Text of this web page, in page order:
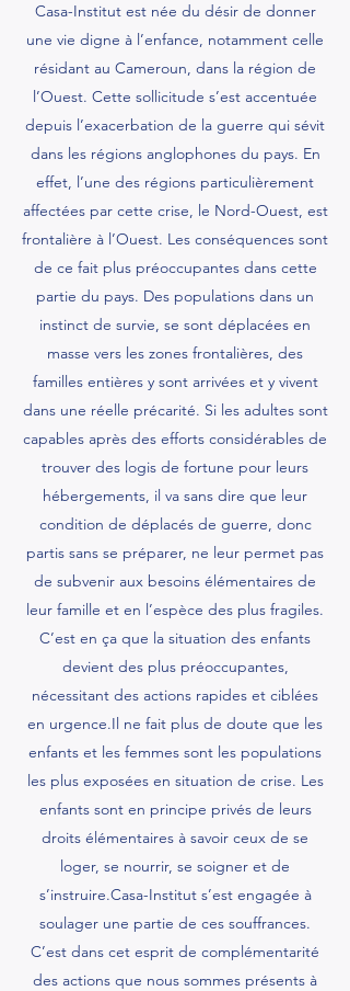
Casa-Institut est née du désir de donner
une vie digne à l’enfance, notamment celle
résidant au Cameroun, dans la région de
l’Ouest. Cette sollicitude s’est accentuée
depuis l’exacerbation de la guerre qui sévit
dans les régions anglophones du pays. En
effet, l’une des régions particulièrement
affectées par cette crise, le Nord-Ouest, est
frontalière à l’Ouest. Les conséquences sont
de ce fait plus préoccupantes dans cette
partie du pays. Des populations dans un
instinct de survie, se sont déplacées en
masse vers les zones frontalières, des
familles entières y sont arrivées et y vivent
dans une réelle précarité. Si les adultes sont
capables après des efforts considérables de
trouver des logis de fortune pour leurs
hébergements, il va sans dire que leur
condition de déplacés de guerre, donc
partis sans se préparer, ne leur permet pas
de subvenir aux besoins élémentaires de
leur famille et en l’espèce des plus fragiles.
C’est en ça que la situation des enfants
devient des plus préoccupantes,
nécessitant des actions rapides et ciblées
en urgence.Il ne fait plus de doute que les
enfants et les femmes sont les populations
les plus exposées en situation de crise. Les
enfants sont en principe privés de leurs
droits élémentaires à savoir ceux de se
loger, se nourrir, se soigner et de
s’instruire.Casa-Institut s’est engagée à
soulager une partie de ces souffrances.
C’est dans cet esprit de complémentarité
des actions que nous sommes présents à